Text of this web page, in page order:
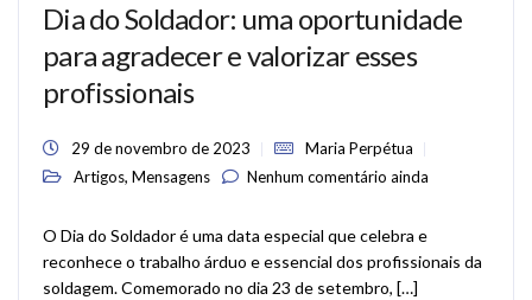
Dia do Soldador: uma oportunidade
para agradecer e valorizar esses
profissionais
29 de novembro de 2023
Maria Perpétua
Artigos, Mensagens Nenhum comentário ainda
O Dia do Soldador é uma data especial que celebra e
reconhece o trabalho árduo e essencial dos profissionais da
soldagem. Comemorado no dia 23 de setembro, […]